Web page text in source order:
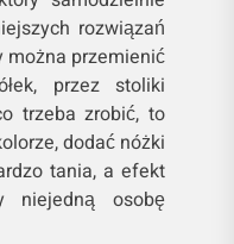
rozwiązań
można przemienić
przez stoliki
trzeba zrobić, to
dodać nóżki
tania, a efekt
niejedną osobę